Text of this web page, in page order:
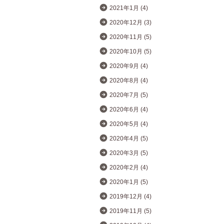
2021年1月 (4)
2020年12月 (3)
2020年11月 (5)
2020年10月 (5)
2020年9月 (4)
2020年8月 (4)
2020年7月 (5)
2020年6月 (4)
2020年5月 (4)
2020年4月 (5)
2020年3月 (5)
2020年2月 (4)
2020年1月 (5)
2019年12月 (4)
2019年11月 (5)